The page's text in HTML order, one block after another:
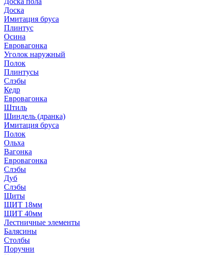
Доска
Имитация бруса
Плинтус
Осина
Евровагонка
Уголок наружный
Полок
Плинтусы
Слэбы
Кедр
Евровагонка
Штиль
Шиндель (дранка)
Имитация бруса
Полок
Ольха
Вагонка
Евровагонка
Слэбы
Дуб
Слэбы
Щиты
ЩИТ 18мм
ЩИТ 40мм
Лестничные элементы
Балясины
Столбы
Поручни